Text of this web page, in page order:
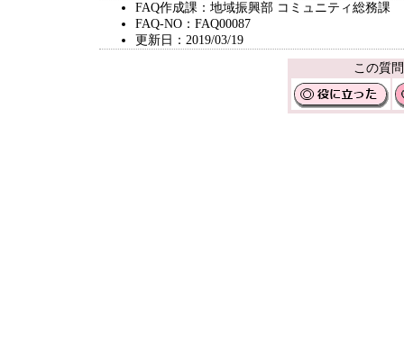
FAQ作成課：地域振興部 コミュニティ総務課
FAQ-NO：FAQ00087
更新日：2019/03/19
この質